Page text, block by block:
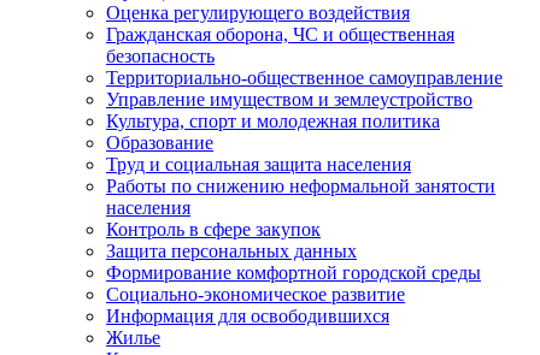
Оценка регулирующего воздействия
Гражданская оборона, ЧС и общественная
безопасность
Территориально-общественное самоуправление
Управление имуществом и землеустройство
Культура, спорт и молодежная политика
Образование
Труд и социальная защита населения
Работы по снижению неформальной занятости
населения
Контроль в сфере закупок
Защита персональных данных
Формирование комфортной городской среды
Социально-экономическое развитие
Информация для освободившихся
Жилье